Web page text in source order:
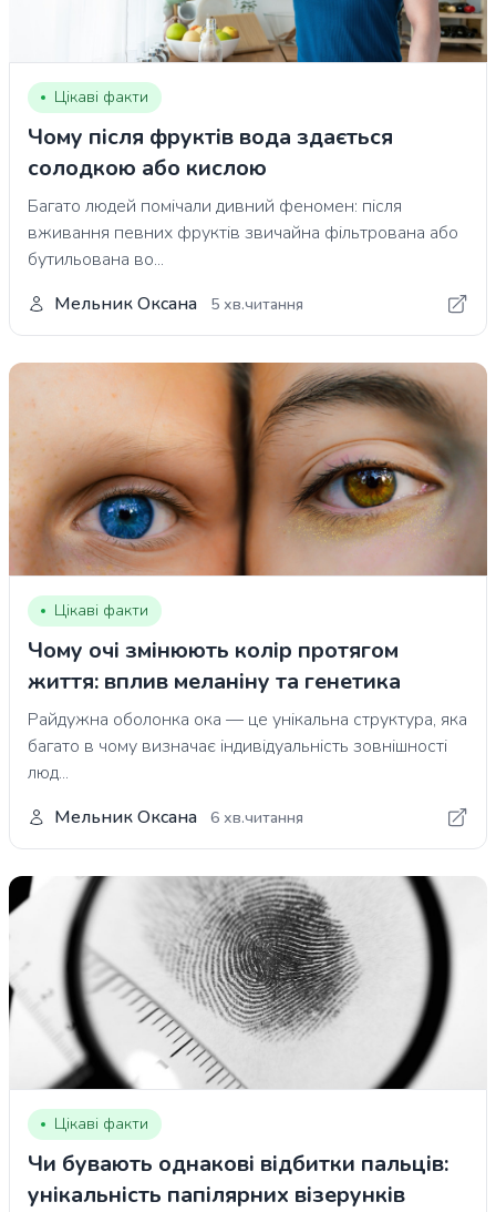
Цікаві факти
Чому після фруктів вода здається
солодкою або кислою
Багато людей помічали дивний феномен: після
вживання певних фруктів звичайна фільтрована або
бутильована во...
Мельник Оксана
5 хв.читання
Цікаві факти
Чому очі змінюють колір протягом
життя: вплив меланіну та генетика
Райдужна оболонка ока — це унікальна структура, яка
багато в чому визначає індивідуальність зовнішності
люд...
Мельник Оксана
6 хв.читання
Цікаві факти
Чи бувають однакові відбитки пальців:
унікальність папілярних візерунків